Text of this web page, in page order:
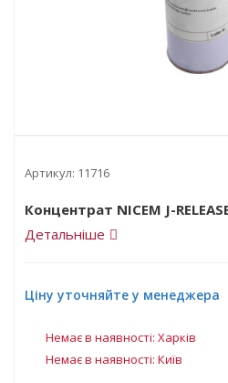
Артикул: 11716
Концентрат NICEM J-
Детальніше
Ціну уточняйте у менеджера
Немає в наявності: Харків
Немає в наявності: Київ